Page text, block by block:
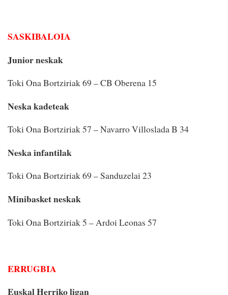
SASKIBALOIA
Junior neskak
Toki Ona Bortziriak 69 – CB Oberena 15
Neska kadeteak
Toki Ona Bortziriak 57 – Navarro Villoslada B 34
Neska infantilak
Toki Ona Bortziriak 69 – Sanduzelai 23
Minibasket neskak
Toki Ona Bortziriak 5 – Ardoi Leonas 57
ERRUGBIA
Euskal Herriko ligan